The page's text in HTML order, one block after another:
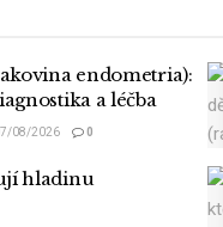
endometria):
a léčba
08/2026 0
hladinu